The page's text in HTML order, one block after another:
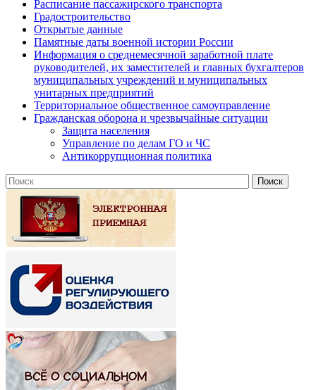
Расписание пассажирского транспорта
Градостроительство
Открытые данные
Памятные даты военной истории России
Информация о среднемесячной заработной плате
руководителей, их заместителей и главных бухгалтеров
муниципальных учреждений и муниципальных
унитарных предприятий
Территориальное общественное самоуправление
Гражданская оборона и чрезвычайные ситуации
Защита населения
Управление по делам ГО и ЧС
Антикоррупционная политика